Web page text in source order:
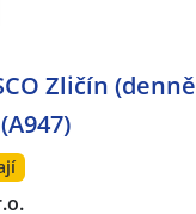
Zličín (denně